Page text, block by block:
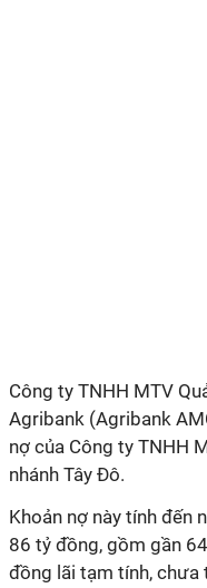
Công ty TNHH MTV
Agribank (Agribank
nợ của Công ty TNHH
nhánh Tây Đô.
Khoản nợ này tính
86 tỷ đồng, gồm gần
đồng lãi tạm tính, chưa